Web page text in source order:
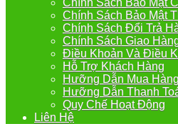
Chính Sách Bảo Mật
Chính Sách Đổi Trả
Chính Sách Giao
Điều Khoản Và Điều
Hỗ Trợ Khách Hàng
Hưỡng Dẫn Mua Hàng
Hưỡng Dẫn Thanh
Quy Chế Hoạt Động
Liên Hệ